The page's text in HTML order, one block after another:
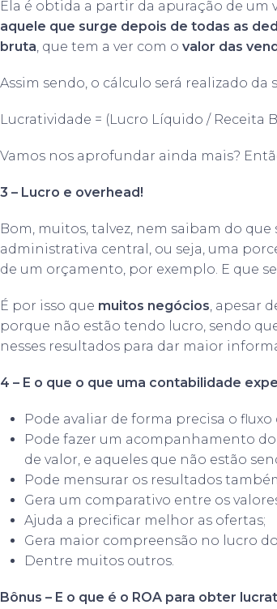
Ela é obtida a partir da apuração de um
aquele que surge depois de todas as
bruta , que tem a ver com o valor das
Assim sendo, o cálculo será realizado da
Lucratividade = (Lucro Líquido / Receita
Vamos nos aprofundar ainda mais?
3 – Lucro e overhead!
Bom, muitos, talvez, nem saibam do que
administrativa central, ou seja, uma
de um orçamento, por exemplo. E que
É por isso que muitos negócios , apesar
porque não estão tendo lucro, sendo
nesses resultados para dar maior
4 – E o que o que uma contabilidade
Pode avaliar de forma precisa o
Pode fazer um acompanhamento
de valor, e aqueles que não estão
Pode mensurar os resultados
Gera um comparativo entre os
Ajuda a precificar melhor as ofertas;
Gera maior compreensão no lucro
Dentre muitos outros.
Bônus – E o que é o ROA para obter